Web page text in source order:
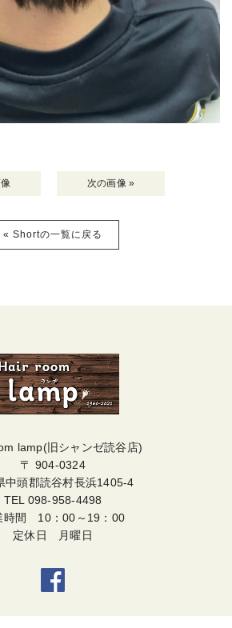
次の画像 »
« Shortの一覧に戻る
lamp(旧シャンゼ読谷店)
〒 904-0324
中頭郡読谷村長浜1405-4
TEL 098-958-4498
時間 10：00～19：00
定休日 月曜日